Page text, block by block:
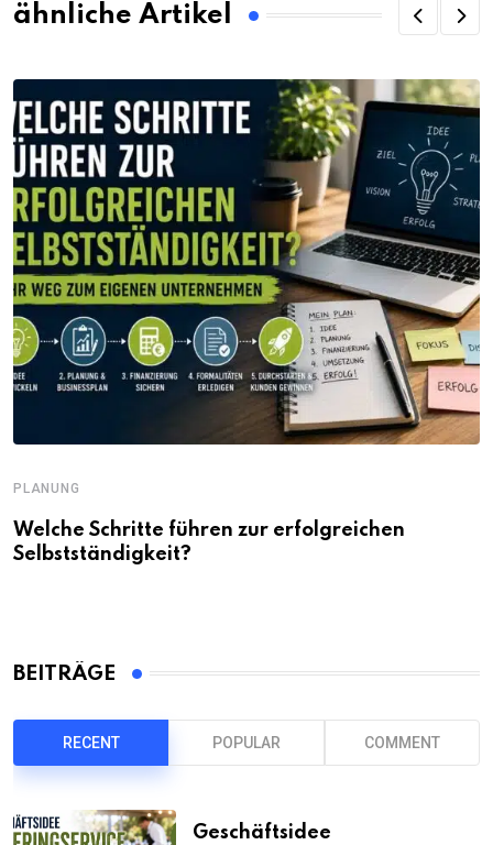
ähnliche Artikel
PLANUNG
Welche Schritte führen zur erfolgreichen
Selbstständigkeit?
BEITRÄGE
RECENT POPULAR COMMENT
Geschäftsidee